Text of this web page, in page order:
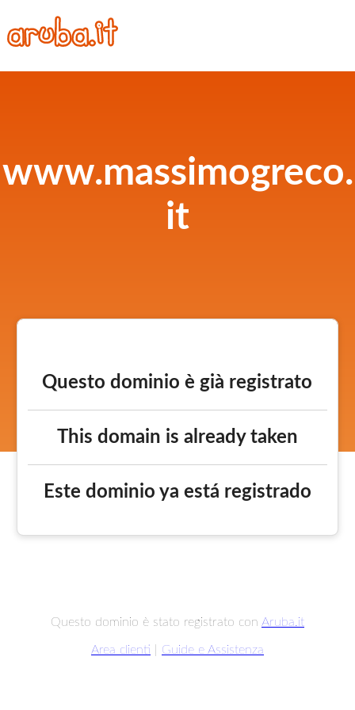
www.massimogreco.
it
Questo dominio è già registrato
This domain is already taken
Este dominio ya está registrado
Questo dominio è stato registrato con Aruba.it
Area clienti Guide e Assistenza